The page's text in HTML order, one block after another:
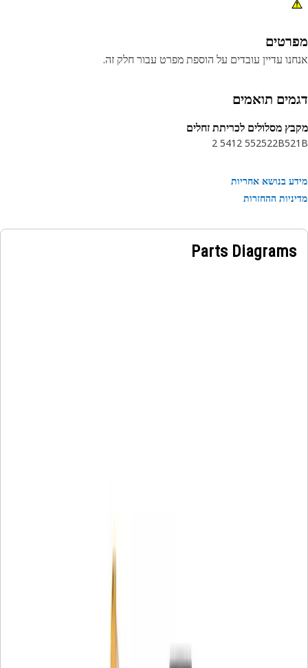
עדיין עובדים על הוספת מפרט עבור חלק זה.
תואמים
מסלולים לכריתת זחלים
522B
552 2
541 2
בנושא אחריות
ההחזרות
Parts Diagrams